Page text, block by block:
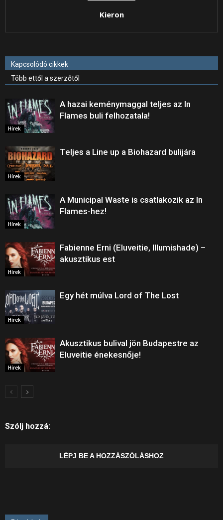
Kieron
Kapcsolódó cikkek
Több ettől a szerzőtől
Hírek
A hazai keménymaggal teljes az In
Flames buli felhozatala!
Hírek
Teljes a Line up a Biohazard bulijára
Hírek
A Municipal Waste is csatlakozik az In
Flames-hez!
Hírek
Fabienne Erni (Eluveitie, Illumishade) –
akusztikus est
Hírek
Egy hét múlva Lord of The Lost
Hírek
Akusztikus bulival jön Budapestre az
Eluveitie énekesnője!
Szólj hozzá:
LÉPJ BE A HOZZÁSZÓLÁSHOZ